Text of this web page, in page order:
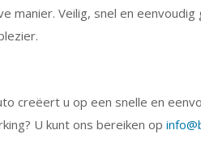
manier. Veilig, snel en
creëert u op een snelle en
U kunt ons bereiken op